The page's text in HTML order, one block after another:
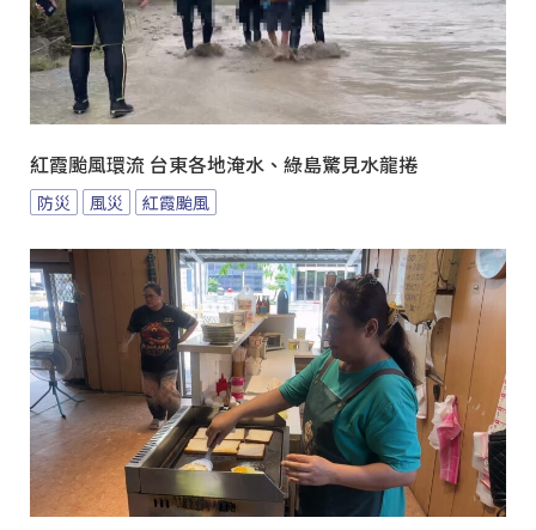
紅霞颱風環流 台東各地淹水、綠島驚見水龍捲
防災 風災 紅霞颱風